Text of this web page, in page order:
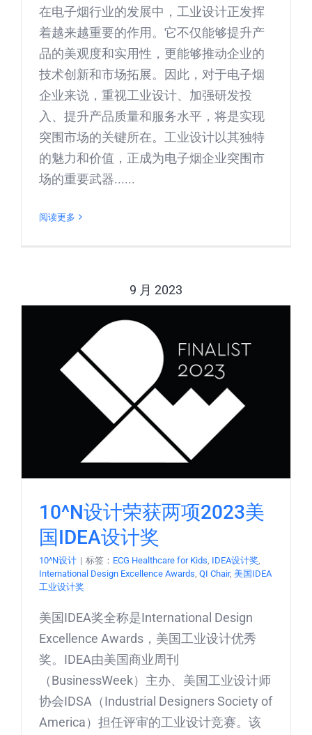
在电子烟行业的发展中，工业设计正发挥
着越来越重要的作用。它不仅能够提升产
品的美观度和实用性，更能够推动企业的
技术创新和市场拓展。因此，对于电子烟
企业来说，重视工业设计、加强研发投
入、提升产品质量和服务水平，将是实现
突围市场的关键所在。工业设计以其独特
的魅力和价值，正成为电子烟企业突围市
场的重要武器......
阅读更多
9 月 2023
10^N设计荣获两项2023美
国IDEA设计奖
10^N设计 | 标签： ECG Healthcare for Kids, IDEA设计奖,
International Design Excellence Awards, QI Chair, 美国IDEA
工业设计奖
美国IDEA奖全称是International Design
Excellence Awards，美国工业设计优秀
奖。IDEA由美国商业周刊
（BusinessWeek）主办、美国工业设计师
协会IDSA（Industrial Designers Society of
America）担任评审的工业设计竞赛。该